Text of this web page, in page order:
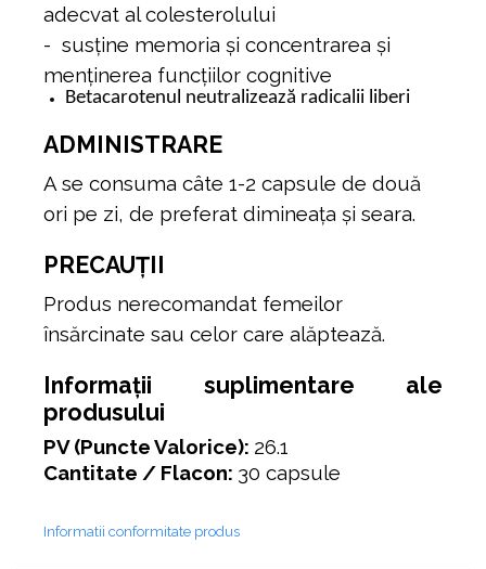
adecvat al colesterolului
- susține memoria și concentrarea și
menținerea funcțiilor cognitive
Betacarotenul neutralizează radicalii liberi
ADMINISTRARE
A se consuma câte 1-2 capsule de două
ori pe zi, de preferat dimineața și seara.
PRECAUȚII
Produs nerecomandat femeilor
însărcinate sau celor care alăptează.
Informații suplimentare ale
produsului
PV (Puncte Valorice): 26.1
Cantitate / Flacon: 30 capsule
Informatii conformitate produs